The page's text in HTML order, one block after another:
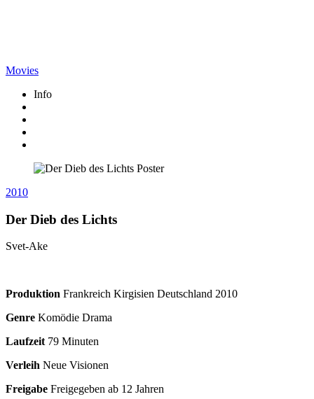
Movies
Info
2010
Der Dieb des Lichts
Svet-Ake
Produktion Frankreich Kirgisien Deutschland 2010
Genre Komödie Drama
Laufzeit79 Minuten
Verleih Neue Visionen
Freigabe Freigegeben ab 12 Jahren